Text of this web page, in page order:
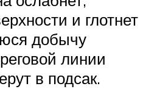
и глотнет
добычу
линии
в подсак.